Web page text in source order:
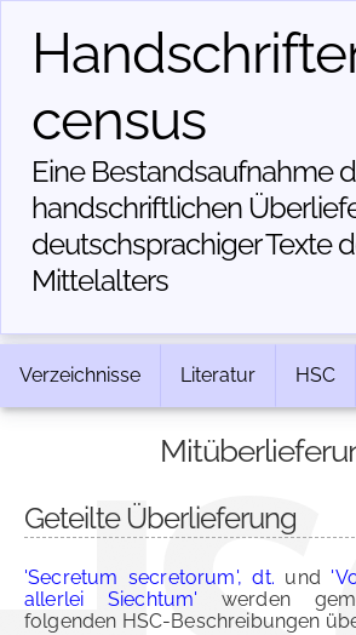
census
Eine Bestandsaufnahme
handschriftlichen
deutschsprachiger Texte
Mittelalters
Verzeichnisse Literatur HSC
Geteilte Überlieferung
'Secretum secretorum', dt. und
allerlei Siechtum' werden
folgenden HSC-Beschreibungen